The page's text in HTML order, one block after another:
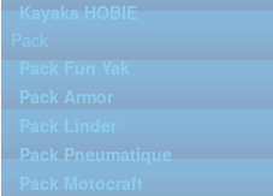
Kayaks HOBIE
Pack
Pack Fun Yak
Pack Armor
Pack Linder
Pack Pneumatique
Pack Motocraft